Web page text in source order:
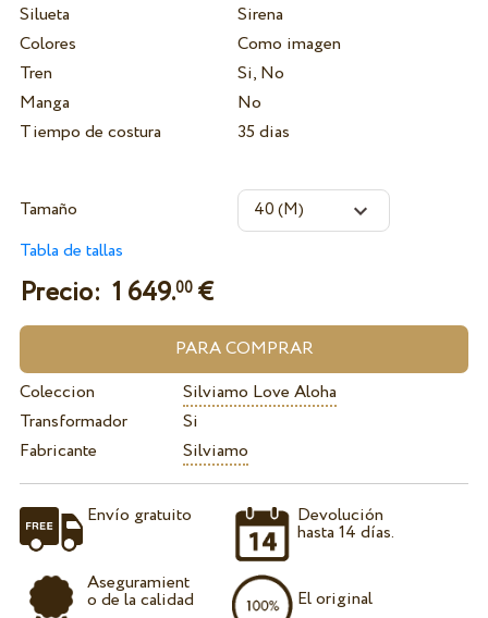
Silueta
Sirena
Colores
Como imagen
Tren
Si, No
Manga
No
Tiempo de costura
35 dias
Tamaño
Tabla de tallas
Precio: 1 649.00€
Coleccion
Silviamo Love Aloha
Transformador
Si
Fabricante
Silviamo
Envío gratuito
Aseguramient
o de la calidad
Devolución
hasta 14 días.
El original